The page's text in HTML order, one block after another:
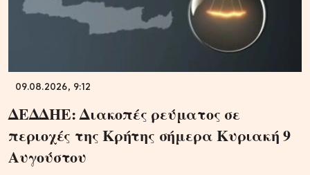
09.08.2026, 9:12
ΔΕΔΔΗΕ: Διακοπές ρεύματος σε
περιοχές της Κρήτης σήμερα Κυριακή 9
Αυγούστου